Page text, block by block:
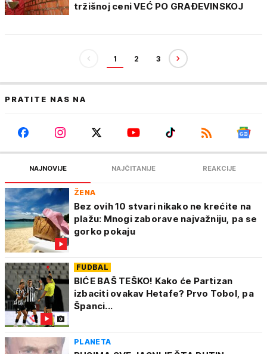
tržišnoj ceni VEĆ PO GRAĐEVINSKOJ
1 2 3
PRATITE NAS NA
NAJNOVIJE NAJČITANIJE REAKCIJE
ŽENA
Bez ovih 10 stvari nikako ne krećite na
plažu: Mnogi zaborave najvažniju, pa se
gorko pokaju
FUDBAL
BIĆE BAŠ TEŠKO! Kako će Partizan
izbaciti ovakav Hetafe? Prvo Tobol, pa
Španci...
PLANETA